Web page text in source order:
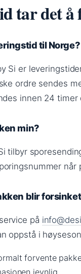
tar det å
til Norge?
Si er
ordre sendes
innen 24 timer
min?
tilbyr
når
blir
på
oppstå i
forvente